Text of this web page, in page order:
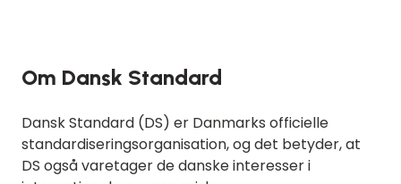
Om Dansk Standard
Dansk Standard (DS) er Danmarks officielle
standardiseringsorganisation, og det betyder, at
DS ogsåvaretager de danske interesser i